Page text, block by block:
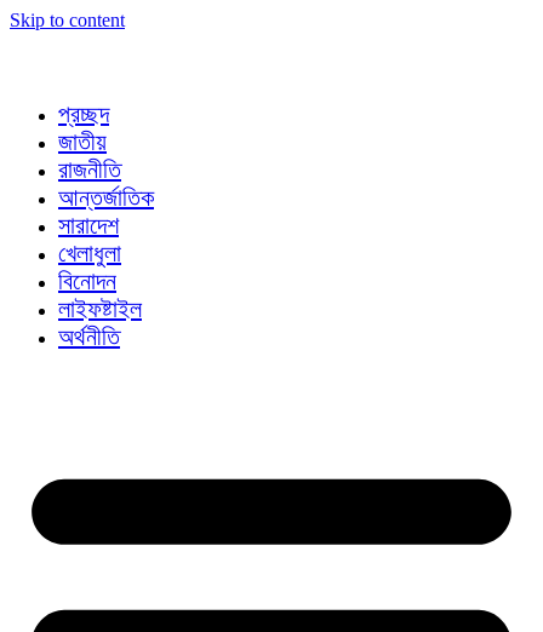
Skip to content
প্রচ্ছদ
জাতীয়
রাজনীতি
আন্তর্জাতিক
সারাদেশ
খেলাধুলা
বিনোদন
লাইফষ্টাইল
অর্থনীতি